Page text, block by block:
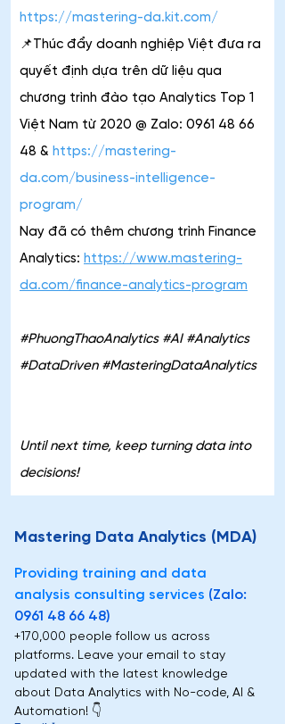
https://mastering-da.kit.com/
📌Thúc đẩy doanh nghiệp Việt đưa ra
quyết định dựa trên dữ liệu qua
chương trình đào tạo Analytics Top 1
Việt Nam từ 2020 @ Zalo: 0961 48 66
48 & https://mastering-
da.com/business-intelligence-
program/
Nay đã có thêm chương trình Finance
Analytics: https://www.mastering-
da.com/finance-analytics-program
#PhuongThaoAnalytics #AI #Analytics
#DataDriven #MasteringDataAnalytics
Until next time, keep turning data into
decisions!
Mastering Data Analytics (MDA)
Providing training and data
analysis consulting services (Zalo:
0961 48 66 48)
+170,000 people follow us across
platforms. Leave your email to stay
updated with the latest knowledge
about Data Analytics with No-code, AI &
Automation! 👇